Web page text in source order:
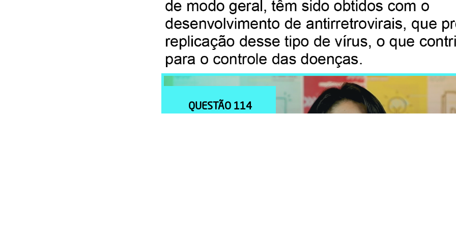
171
E
172
D
173
E
174
C
175
176 177
D
178
A
QUESTÃO 114